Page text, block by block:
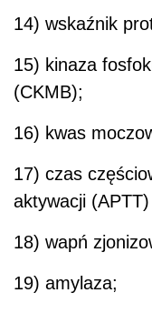
14) wskaźnik
15) kinaza
(CKMB);
16) kwas
17) czas
aktywacji
18) wapń
19) amylaza;